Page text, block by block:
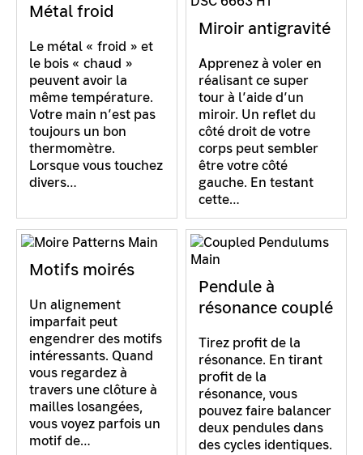
Métal froid
Le métal « froid » et
le bois « chaud »
peuvent avoir la
même température.
Votre main n’est pas
toujours un bon
thermomètre.
Lorsque vous touchez
divers…
Miroir antigravité
Apprenez à voler en
réalisant ce super
tour à l’aide d’un
miroir. Un reflet du
côté droit de votre
corps peut sembler
être votre côté
gauche. En testant
cette…
Motifs moirés
Un alignement
imparfait peut
engendrer des motifs
intéressants. Quand
vous regardez à
travers une clôture à
mailles losangées,
vous voyez parfois un
motif de…
Pendule à
résonance couplé
Tirez profit de la
résonance. En tirant
profit de la
résonance, vous
pouvez faire balancer
deux pendules dans
des cycles identiques.